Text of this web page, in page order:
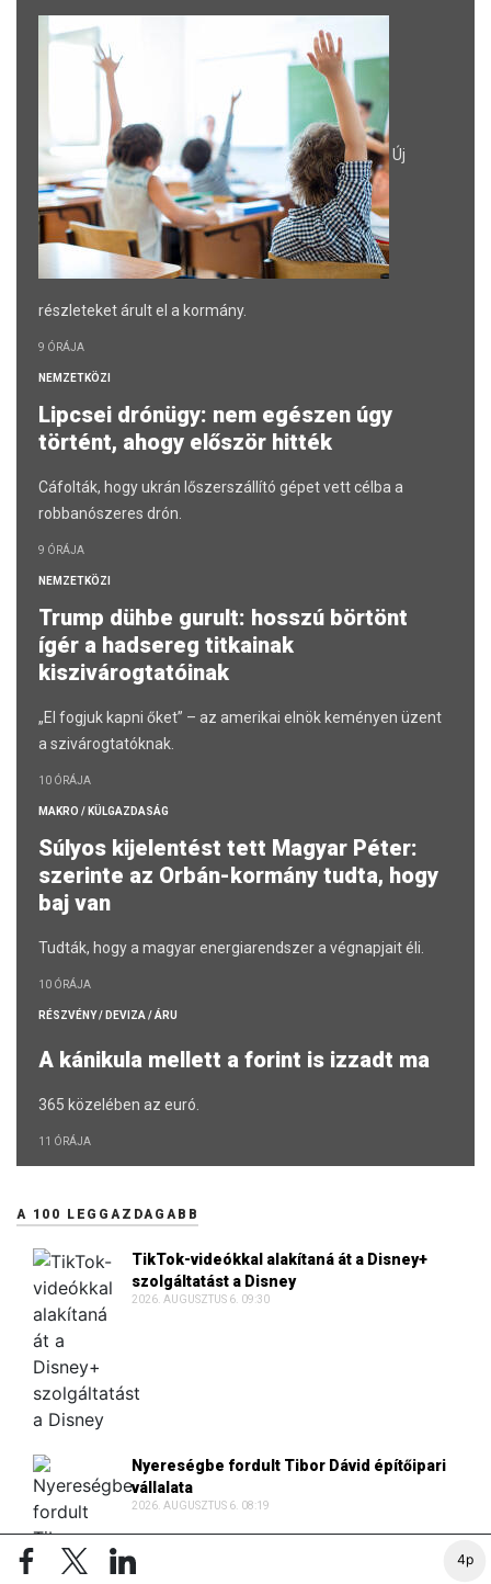
4p
Új
részleteket árult el a kormány.
9 ÓRÁJA
NEMZETKÖZI
Lipcsei drónügy: nem egészen úgy
történt, ahogy először hitték
Cáfolták, hogy ukrán lőszerszállító gépet vett célba a
robbanószeres drón.
9 ÓRÁJA
NEMZETKÖZI
Trump dühbe gurult: hosszú börtönt
ígér a hadsereg titkainak
kiszivárogtatóinak
„El fogjuk kapni őket” – az amerikai elnök keményen üzent
a szivárogtatóknak.
10 ÓRÁJA
MAKRO / KÜLGAZDASÁG
Súlyos kijelentést tett Magyar Péter:
szerinte az Orbán-kormány tudta, hogy
baj van
Tudták, hogy a magyar energiarendszer a végnapjait éli.
10 ÓRÁJA
RÉSZVÉNY / DEVIZA / ÁRU
A kánikula mellett a forint is izzadt ma
365 közelében az euró.
11 ÓRÁJA
A 100 LEGGAZDAGABB
TikTok-videókkal alakítaná át a Disney+
szolgáltatást a Disney
2026. AUGUSZTUS 6. 09:30
Nyereségbe fordult Tibor Dávid építőipari
vállalata
2026. AUGUSZTUS 6. 08:19